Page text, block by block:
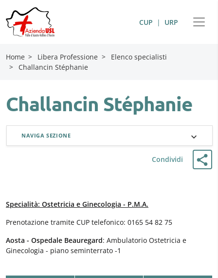
CUP | URP
Home > Libera Professione >
Elenco specialisti
>
Challancin Stéphanie
Challancin Stéphanie
Specialità: Ostetricia e Ginecologia - P.M.A.
Prenotazione tramite CUP telefonico: 0165 54 82 75
Aosta - Ospedale Beauregard: Ambulatorio Ostetricia e
Ginecologia - piano seminterrato -1
Condividi
NAVIGA SEZIONE